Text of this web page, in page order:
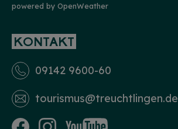
powered by OpenWeather
KONTAKT
09142 9600-60
tourismus­@treuchtlingen.de